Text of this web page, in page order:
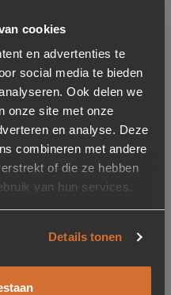
cookies
en advertenties te
social media te bieden
Ook delen we
onze site met onze
en analyse. Deze
combineren met andere
of die ze hebben
van hun services.
Details tonen